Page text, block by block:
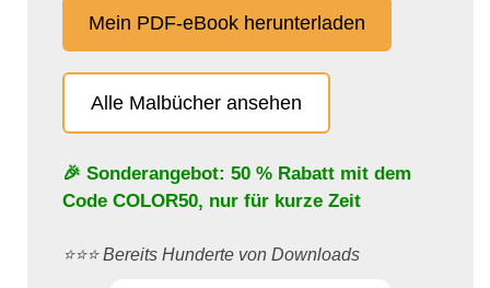
Mein PDF-eBook herunterladen
Alle Malbücher ansehen
🎉 Sonderangebot: 50 % Rabatt mit dem
Code COLOR50, nur für kurze Zeit
⭐️⭐️⭐️ Bereits Hunderte von Downloads